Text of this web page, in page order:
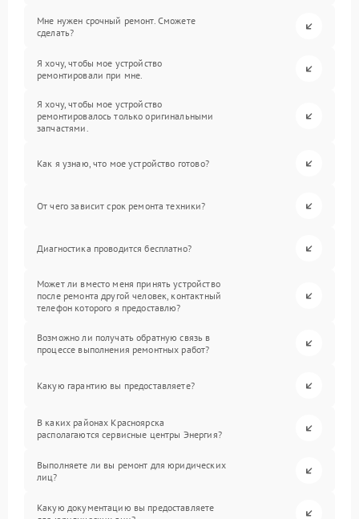
Мне нужен срочный ремонт. Сможете
сделать?
Я хочу, чтобы мое устройство
ремонтировали при мне.
Я хочу, чтобы мое устройство
ремонтировалось только оригинальными
запчастями.
Как я узнаю, что мое устройство готово?
От чего зависит срок ремонта техники?
Диагностика проводится бесплатно?
Может ли вместо меня принять устройство
после ремонта другой человек, контактный
телефон которого я предоставлю?
Возможно ли получать обратную связь в
процессе выполнения ремонтных работ?
Какую гарантию вы предоставляете?
В каких районах Красноярска
располагаются сервисные центры Энергия?
Выполняете ли вы ремонт для юридических
лиц?
Какую документацию вы предоставляете